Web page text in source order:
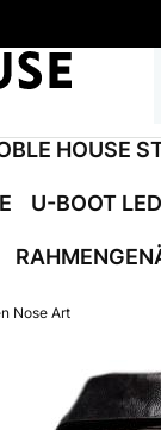
HOUSE
U-BOOT
Nose Art